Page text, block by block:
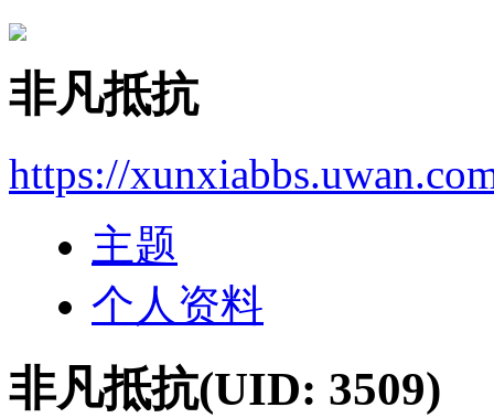
非凡抵抗
https://
主题
个人资料
非凡抵抗(UID: 3509)